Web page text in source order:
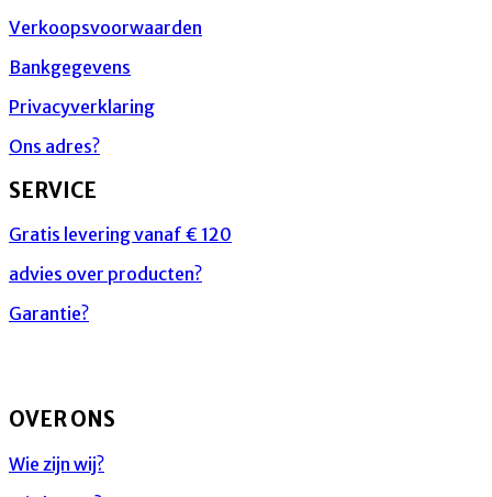
Verkoopsvoorwaarden
Bankgegevens
Privacyverklaring
Ons adres?
SERVICE
Gratis levering vanaf € 120
advies over producten?
Garantie?
OVER ONS
Wie zijn wij?